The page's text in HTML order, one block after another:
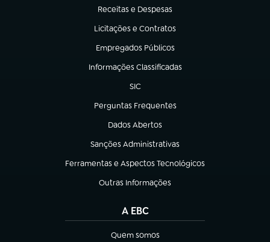
Receitas e Despesas
(abre em nova aba)
Licitações e Contratos
(abre em nova aba)
Empregados Públicos
(abre em nova aba)
Informações Classificadas
(abre em nova aba)
SIC
(abre em nova aba)
Perguntas Frequentes
(abre em nova aba)
Dados Abertos
(abre em nova aba)
Sanções Administrativas
(abre em nova aba)
Ferramentas e Aspectos Tecnológicos
(abre em nova aba)
Outras Informações
(abre em nova aba)
A EBC
Quem somos
(abre em nova aba)